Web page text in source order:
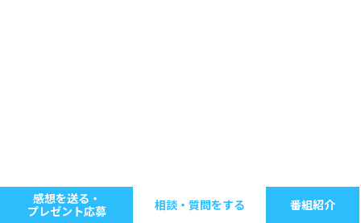
感想を送る・
プレゼント応募
相談・質問をする 番組紹介